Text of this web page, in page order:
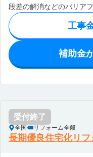
段差の解消などのバリア
工事
補助金
受付終了
全国 リフォーム全般
長期優良住宅化リ